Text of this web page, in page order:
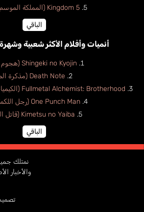
Kingdom 5 (المملكة الموسم الخامس)
الباقي
أنميات وأفلام الأكثر شعبية
Shingeki no Kyojin (هجوم العمالقة)
Death Note (مذكرة الموت)
Fullmetal Alchemist: Brotherhood (الكيميائي المعدني الكامل: الأخوة)
One Punch Man (رجل اللكمة الواحدة)
Kimetsu no Yaiba (قاتل الشياطين)
الباقي
نمتلك